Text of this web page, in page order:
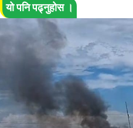
यो पनि पढ्नुहोस ।